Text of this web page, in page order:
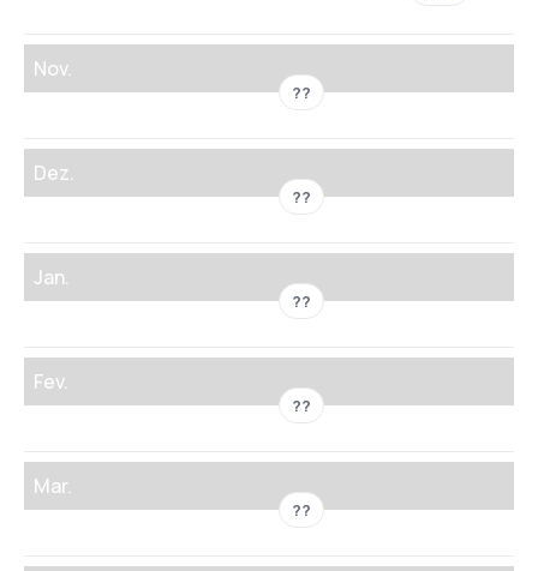
Nov.
??
Dez.
??
Jan.
??
Fev.
??
Mar.
??